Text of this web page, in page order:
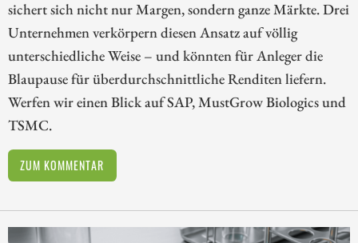
sichert sich nicht nur Margen, sondern ganze Märkte. Drei
Unternehmen verkörpern diesen Ansatz auf völlig
unterschiedliche Weise – und könnten für Anleger die
Blaupause für überdurchschnittliche Renditen liefern.
Werfen wir einen Blick auf SAP, MustGrow Biologics und
TSMC.
ZUM KOMMENTAR